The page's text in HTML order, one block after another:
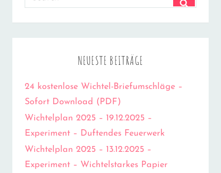
for:
NEUESTE BEITRÄGE
24 kostenlose Wichtel-Briefumschläge –
Sofort Download (PDF)
Wichtelplan 2025 – 19.12.2025 –
Experiment – Duftendes Feuerwerk
Wichtelplan 2025 – 13.12.2025 –
Experiment – Wichtelstarkes Papier